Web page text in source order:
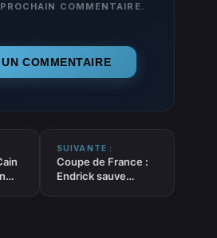
COMMENTAIRE.
SUIVANTE :
Coupe de France :
Endrick sauve